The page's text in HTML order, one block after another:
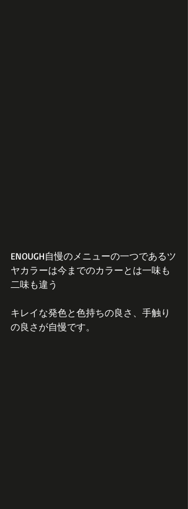
ENOUGH自慢のメニューの一つであるツ
ヤカラーは今までのカラーとは一味も
二味も違う
キレイな発色と色持ちの良さ、手触り
の良さが自慢です。